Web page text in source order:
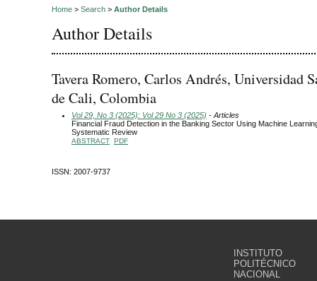
Home > Search > Author Details
Author Details
Tavera Romero, Carlos Andrés, Universidad
de Cali, Colombia
Vol 29, No 3 (2025): Vol 29 No 3 (2025) - Articles
Financial Fraud Detection in the Banking Sector Using Machine
Systematic Review
ABSTRACT PDF
ISSN: 2007-9737
INSTITUTO
POLITÉCNICO
NACIONAL